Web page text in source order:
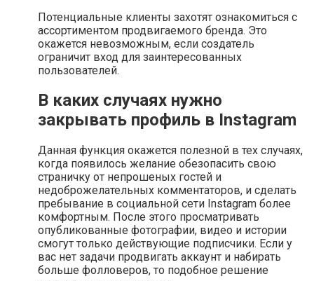
Потенциальные клиенты захотят ознакомиться с
ассортиментом продвигаемого бренда. Это
окажется невозможным, если создатель
ограничит вход для заинтересованных
пользователей.
В каких случаях нужно
закрывать профиль в Instagram
Данная функция окажется полезной в тех случаях,
когда появилось желание обезопасить свою
страничку от непрошеных гостей и
недоброжелательных комментаторов, и сделать
пребывание в социальной сети Instagram более
комфортным. После этого просматривать
опубликованные фотографии, видео и истории
смогут только действующие подписчики. Если у
вас нет задачи продвигать аккаунт и набирать
больше фолловеров, то подобное решение